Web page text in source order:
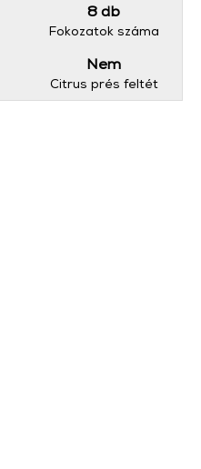
8 db
Fokozatok száma
Nem
Citrus prés feltét